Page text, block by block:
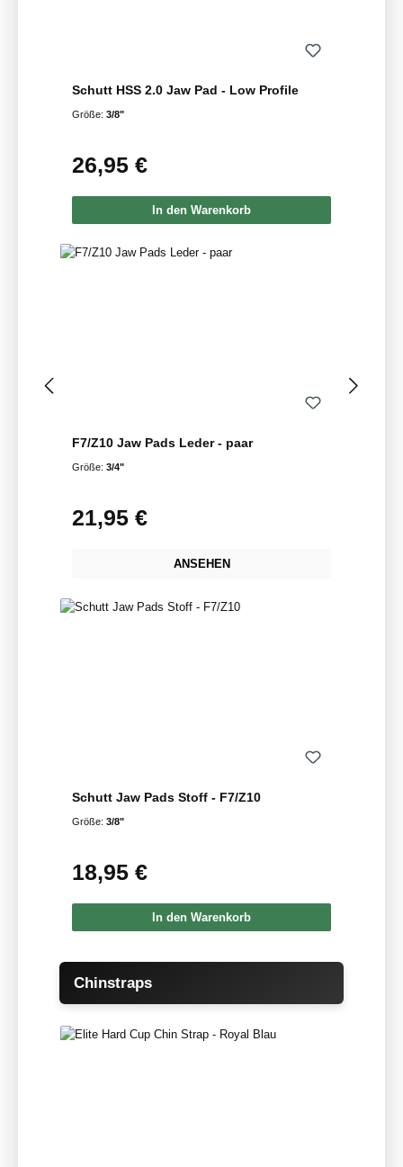
Schutt HSS 2.0 Jaw Pad - Low Profile
Größe: 3/8"
Regulärer Preis:
26,95 €
In den Warenkorb
F7/Z10 Jaw Pads Leder - paar
Größe: 3/4"
Regulärer Preis:
21,95 €
ANSEHEN
Schutt Jaw Pads Stoff - F7/Z10
Größe: 3/8"
Regulärer Preis:
18,95 €
In den Warenkorb
Produktgalerie überspringen
Chinstraps